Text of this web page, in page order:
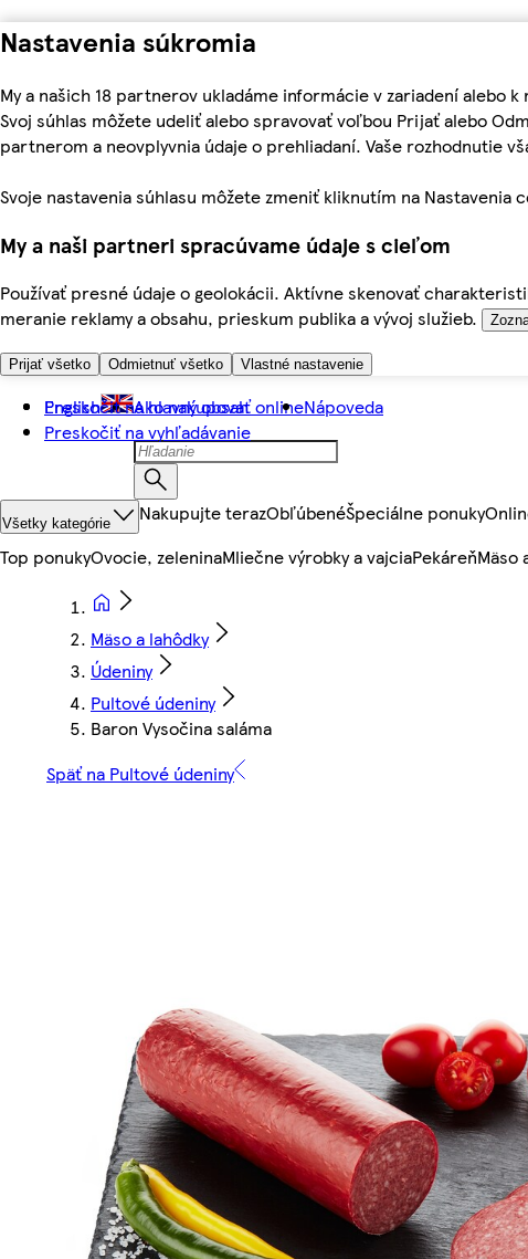
Nastavenia súkromia
My a našich 18 partnerov ukladáme informácie v zariadení
Svoj súhlas môžete udeliť alebo spravovať voľbou Prijať alebo
partnerom a neovplyvnia údaje o prehliadaní. Vaše rozhodnutie
Svoje nastavenia súhlasu môžete zmeniť kliknutím na Nastavenia
My a naši partneri spracúvame údaje s cieľom
Používať presné údaje o geolokácii. Aktívne skenovať
meranie reklamy a obsahu, prieskum publika a vývoj služieb.
Prijať všetko Odmietnuť všetko Vlastné nastavenie
Preskočiť na hlavný obsah
Preskočiť na vyhľadávanie
English Ako nakupovať onlineNápoveda
Všetky kategórie Nakupujte terazObľúbenéŠpeciálne ponuky
Top ponukyOvocie, zeleninaMliečne výrobky a vajciaPekáreňMäso
Mäso a lahôdky
Údeniny
Pultové údeniny
Baron Vysočina saláma
Späť na Pultové údeniny